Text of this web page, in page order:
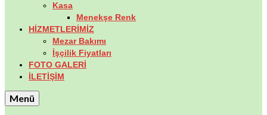
Kasa
Menekşe Renk
HİZMETLERİMİZ
Mezar Bakımı
İşçilik Fiyatları
FOTO GALERİ
İLETİŞİM
Menü